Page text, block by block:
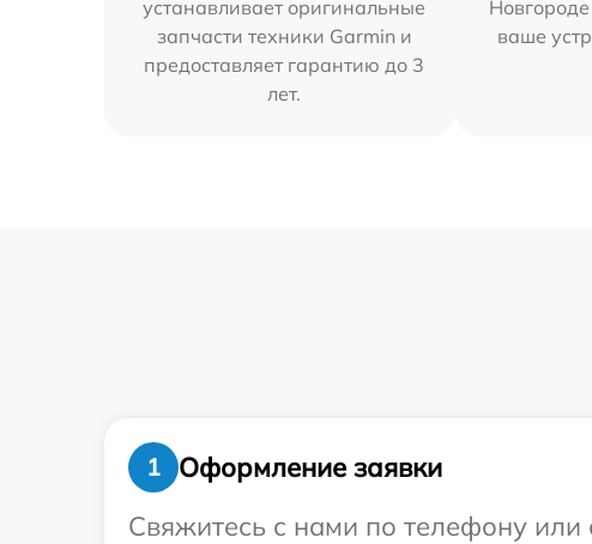
устанавливает оригинальные
запчасти техники Garmin и
предоставляет гарантию до 3
лет.
ваше
1
Оформление заявки
Свяжитесь с нами по телефону или